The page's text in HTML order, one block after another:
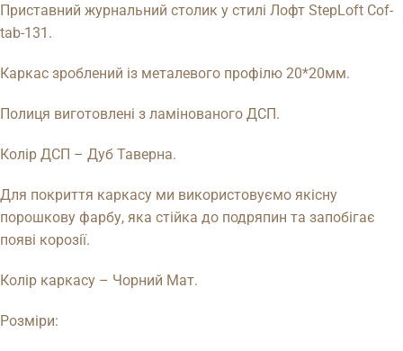
Приставний журнальний столик у стилі Лофт StepLoft Cof-
tab-131.
Каркас зроблений із металевого профілю 20*20мм.
Полиця виготовлені з ламінованого ДСП.
Колір ДСП – Дуб Таверна.
Для покриття каркасу ми використовуємо якісну
порошкову фарбу, яка стійка до подряпин та запобігає
появі корозії.
Колір каркасу – Чорний Мат.
Розміри: